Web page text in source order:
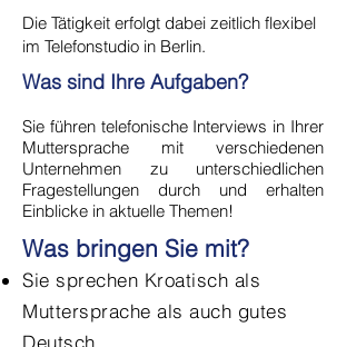
Die Tätigkeit erfolgt dabei zeitlich flexibel
im Telefonstudio in Berlin.
Was sind Ihre Aufgaben?
Sie führen telefonische Interviews in Ihrer
Muttersprache mit verschiedenen
Unternehmen zu unterschiedlichen
Fragestellungen durch und erhalten
Einblicke in aktuelle Themen!
Was bringen Sie mit?
Sie sprechen Kroatisch als
Muttersprache als auch gutes
Deutsch